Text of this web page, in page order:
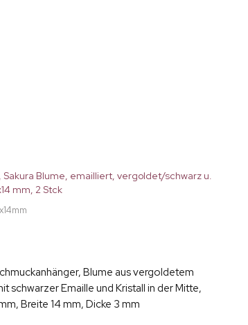
Sakura Blume, emailliert, vergoldet/schwarz u.
mm, 2 Stck
Blume aus vergoldetem
schwarzer Emaille und Kristall in der Mitte,
Breite 14 mm, Dicke 3 mm